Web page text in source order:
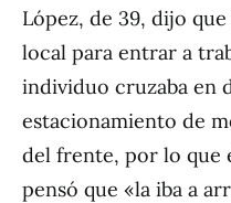
López, de 39, dijo
local para entrar a
individuo cruzaba en
estacionamiento de
del frente, por lo que
pensó que «la iba a